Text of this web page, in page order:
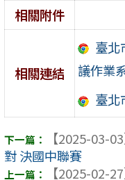
相關附件
相關連結
臺北
議作業
臺北
【2025-03-03
對 決國中聯賽
【2025-02-27